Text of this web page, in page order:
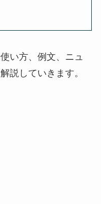
い方、例文、ニュ
説していきます。